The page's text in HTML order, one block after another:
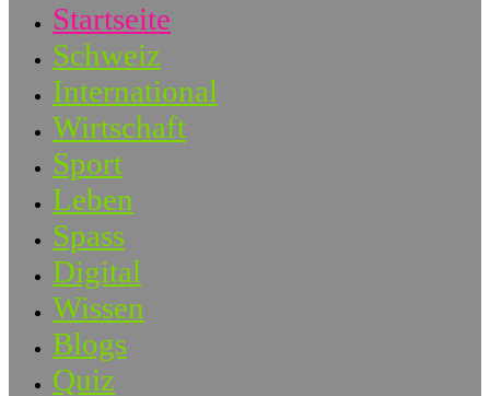
Startseite
Schweiz
International
Wirtschaft
Sport
Leben
Spass
Digital
Wissen
Blogs
Quiz